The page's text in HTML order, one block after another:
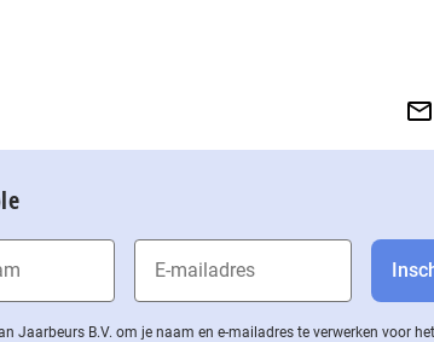
Jaarbeurs B.V. om je naam en e-mailadres te verwerken voor